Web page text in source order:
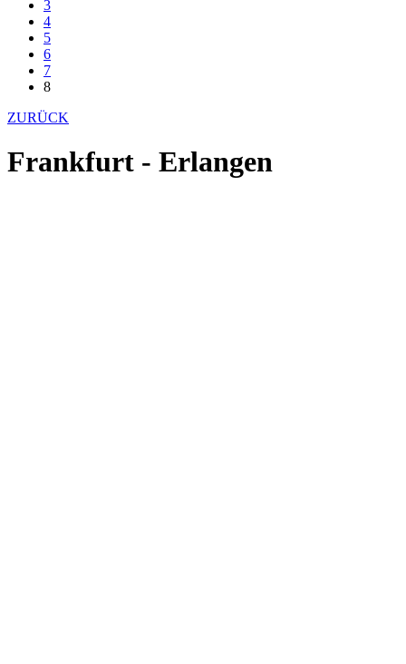
3
4
5
6
7
8
ZURÜCK
Frankfurt - Erlangen